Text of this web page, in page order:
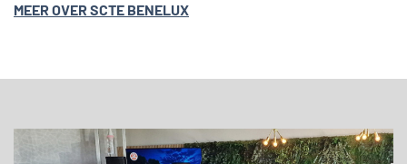
MEER OVER SCTE BENELUX